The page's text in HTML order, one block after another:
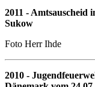
2011 -
Sukow
Foto Herr Ihde
2010 -